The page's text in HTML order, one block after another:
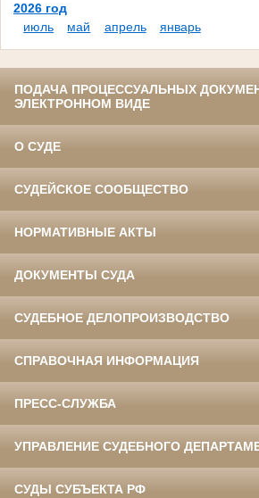
2026 год
июль
май апрель январь
ПОДАЧА ПРОЦЕССУАЛЬНЫХ
ЭЛЕКТРОННОМ ВИДЕ
О СУДЕ
СУДЕЙСКОЕ СООБЩЕСТВО
НОРМАТИВНЫЕ АКТЫ
ДОКУМЕНТЫ СУДА
СУДЕБНОЕ ДЕЛОПРОИЗВОДСТВО
СПРАВОЧНАЯ ИНФОРМАЦИЯ
ПРЕСС-СЛУЖБА
УПРАВЛЕНИЕ СУДЕБНОГО
СУДЫ СУБЪЕКТА РФ